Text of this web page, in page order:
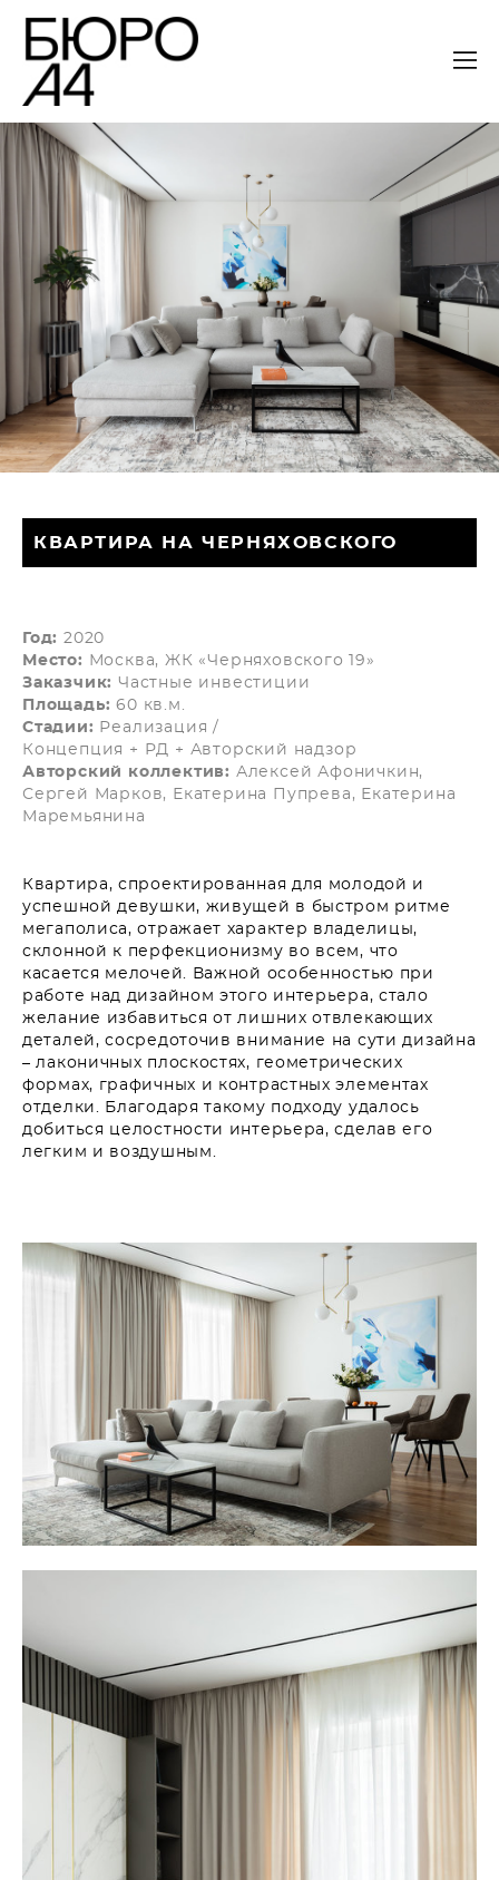
КВАРТИРА НА ЧЕРНЯХОВСКОГО
Год: 2020
Место:
Москва, ЖК «Черняховского 19»
Заказчик: Частные инвестиции
Площадь: 60 кв.м.
Стадии: Реализация /
Концепция + РД + Авторский надзор
Авторский коллектив: Алексей Афоничкин,
Сергей Марков, Екатерина Пупрева, Екатерина
Маремьянина
Квартира, спроектированная для молодой и
успешной девушки, живущей в быстром ритме
мегаполиса, отражает характер владелицы,
склонной к перфекционизму во всем, что
касается мелочей. Важной особенностью при
работе над дизайном этого интерьера, стало
желание избавиться от лишних отвлекающих
деталей, сосредоточив внимание на сути дизайна
– лаконичных плоскостях, геометрических
формах, графичных и контрастных элементах
отделки. Благодаря такому подходу удалось
добиться целостности интерьера, сделав его
легким и воздушным.